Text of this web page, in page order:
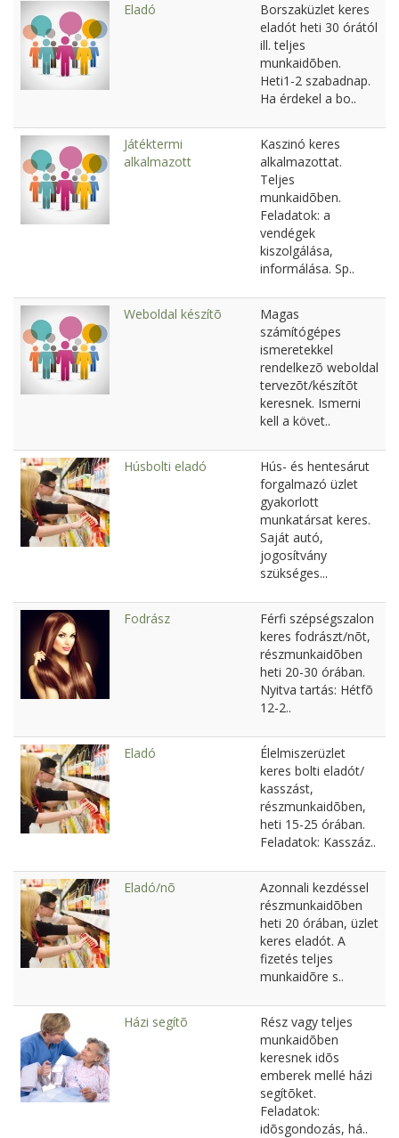
Eladó
Borszaküzlet keres
eladót heti 30 órától
ill. teljes
munkaidõben.
Heti1-2 szabadnap.
Ha érdekel a bo..
Játéktermi
alkalmazott
Kaszinó keres
alkalmazottat.
Teljes
munkaidõben.
Feladatok: a
vendégek
kiszolgálása,
informálása. Sp..
Weboldal készítõ
Magas
számítógépes
ismeretekkel
rendelkezõ weboldal
tervezõt/készítõt
keresnek. Ismerni
kell a követ..
Húsbolti eladó
Hús- és hentesárut
forgalmazó üzlet
gyakorlott
munkatársat keres.
Saját autó,
jogosítvány
szükséges...
Fodrász
Férfi szépségszalon
keres fodrászt/nõt,
részmunkaidõben
heti 20-30 órában.
Nyitva tartás: Hétfõ
12-2..
Eladó
Élelmiszerüzlet
keres bolti eladót/
kasszást,
részmunkaidõben,
heti 15-25 órában.
Feladatok: Kasszáz..
Eladó/nõ
Azonnali kezdéssel
részmunkaidõben
heti 20 órában, üzlet
keres eladót. A
fizetés teljes
munkaidõre s..
Házi segítõ
Rész vagy teljes
munkaidõben
keresnek idõs
emberek mellé házi
segítõket.
Feladatok:
idõsgondozás, há..